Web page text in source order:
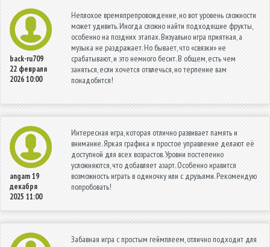
back-ru709
22 февраля
2026 10:00
Неплохое времяпрепровождение, но вот уровень сложности
может удивить. Иногда сложно найти подходящие фрукты,
особенно на поздних этапах. Визуально игра приятная, а
музыка не раздражает. Но бывает, что «связки» не
срабатывают, и это немного бесит. В общем, есть чем
заняться, если хочется отвлечься, но терпение вам
понадобится!
angam19
декабря
2025 11:00
Интересная игра, которая отлично развивает память и
внимание. Яркая графика и простое управление делают её
доступной для всех возрастов. Уровни постепенно
усложняются, что добавляет азарт. Особенно нравится
возможность играть в одиночку или с друзьями. Рекомендую
попробовать!
Забавная игра с простым геймплеем, отлично подходит для